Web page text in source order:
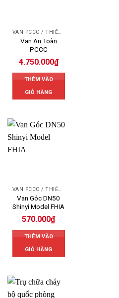
Van An Toàn
PCCC
4.750.000₫
THÊM VÀO
GIỎ HÀNG
Van Góc DN50
Shinyi Model FHIA
570.000₫
THÊM VÀO
GIỎ HÀNG